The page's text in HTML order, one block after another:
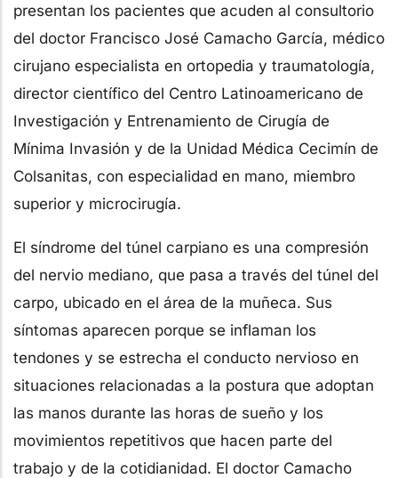
presentan los pacientes que acuden al consultorio
del doctor Francisco José Camacho García, médico
cirujano especialista en ortopedia y traumatología,
director científico del Centro Latinoamericano de
Investigación y Entrenamiento de Cirugía de
Mínima Invasión y de la Unidad Médica Cecimín de
Colsanitas, con especialidad en mano, miembro
superior y microcirugía.
El síndrome del túnel carpiano es una compresión
del nervio mediano, que pasa a través del túnel del
carpo, ubicado en el área de la muñeca. Sus
síntomas aparecen porque se inflaman los
tendones y se estrecha el conducto nervioso en
situaciones relacionadas a la postura que adoptan
las manos durante las horas de sueño y los
movimientos repetitivos que hacen parte del
trabajo y de la cotidianidad. El doctor Camacho